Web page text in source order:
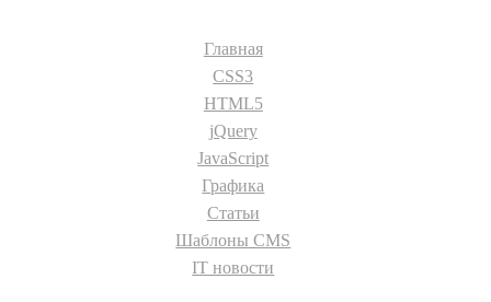
Главная
CSS3
HTML5
jQuery
JavaScript
Графика
Статьи
Шаблоны CMS
IT новости